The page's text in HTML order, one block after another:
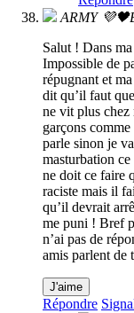
ARMY
Salut ! Dans
Impossible de
répugnant et
dit qu’il faut
ne vit plus chez
garçons
parle sinon je
masturbation ce
ne doit ce faire
raciste mais il
qu’il devrait
me puni ! Bref
n’ai pas de
amis parlent de
J'aime
Répondre